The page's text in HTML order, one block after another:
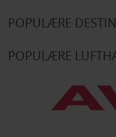
POPULÆRE
POPULÆRE